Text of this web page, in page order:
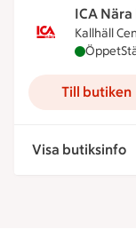
ICA
Kallhäll
ICA Nära
Öppet
Till butiken
Visa butiksinfo